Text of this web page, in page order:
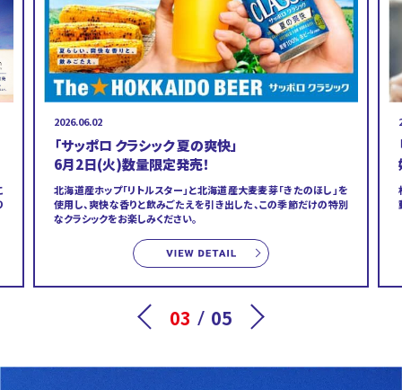
Previous
2026.06.02
「サッポロ クラシック 夏の爽快」
6月2日(火)数量限定発売！
北海道産ホップ「リトルスター」と北海道産大麦麦芽「きたのほし」を
使用し、爽快な香りと飲みごたえを引き出した、この季節だけの特別
なクラシックをお楽しみください。
03 05